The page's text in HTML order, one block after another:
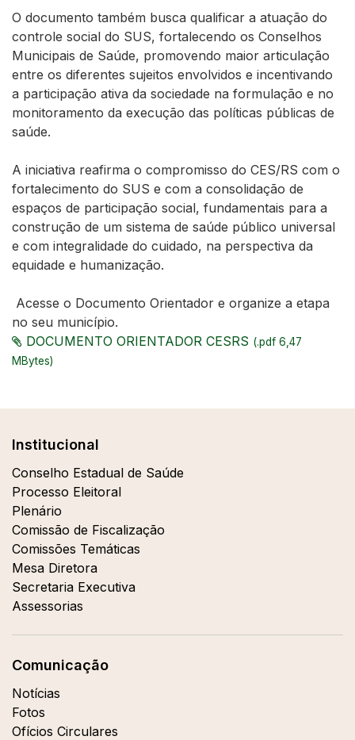
O documento também busca qualificar a atuação do
controle social do SUS, fortalecendo os Conselhos
Municipais de Saúde, promovendo maior articulação
entre os diferentes sujeitos envolvidos e incentivando
a participação ativa da sociedade na formulação e no
monitoramento da execução das políticas públicas de
saúde.
A iniciativa reafirma o compromisso do CES/RS com o
fortalecimento do SUS e com a consolidação de
espaços de participação social, fundamentais para a
construção de um sistema de saúde público universal
e com integralidade do cuidado, na perspectiva da
equidade e humanização.
Acesse o Documento Orientador e organize a etapa
no seu município.
DOCUMENTO ORIENTADOR CESRS (.pdf 6,47
MBytes)
Institucional
Conselho Estadual de Saúde
Processo Eleitoral
Plenário
Comissão de Fiscalização
Comissões Temáticas
Mesa Diretora
Secretaria Executiva
Assessorias
Comunicação
Notícias
Fotos
Ofícios Circulares